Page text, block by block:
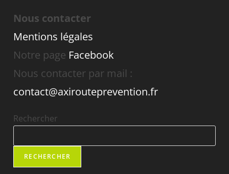
Nous contacter
Mentions légales
Notre page Facebook
Nous contacter par mail :
contact@axirouteprevention.fr
Rechercher
RECHERCHER